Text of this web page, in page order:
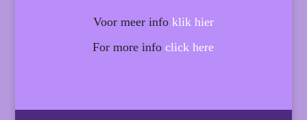
Voor meer info klik hier
For more infoclick here